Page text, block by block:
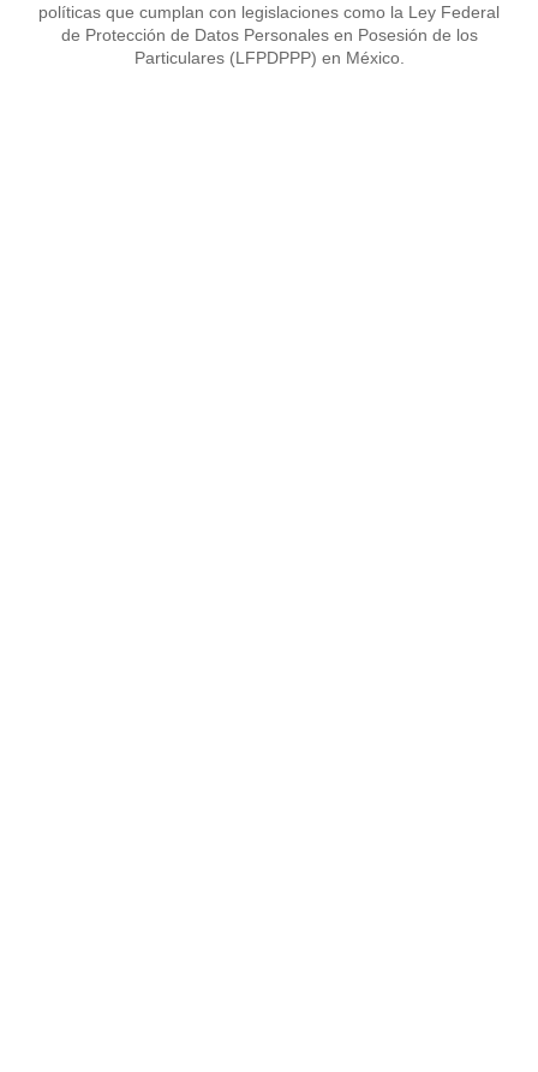
políticas que cumplan con legislaciones como la Ley Federal
de Protección de Datos Personales en Posesión de los
Particulares (LFPDPPP) en México.